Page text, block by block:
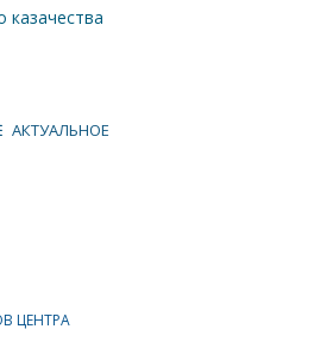
казачества
АКТУАЛЬНОЕ
ЦЕНТРА